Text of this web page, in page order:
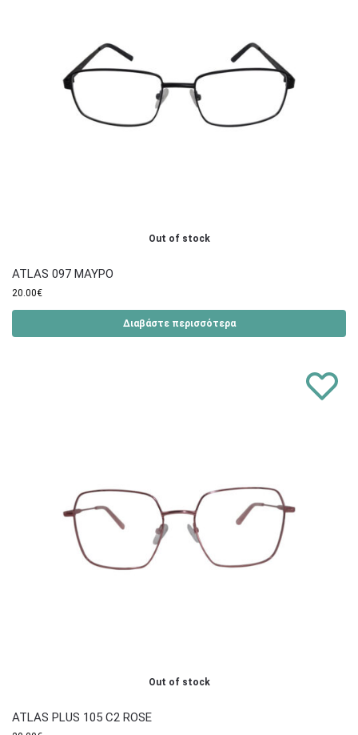
Out of stock
ATLAS 097 ΜΑΥΡΟ
20.00€
Διαβάστε περισσότερα
Out of stock
ATLAS PLUS 105 C2 ROSE